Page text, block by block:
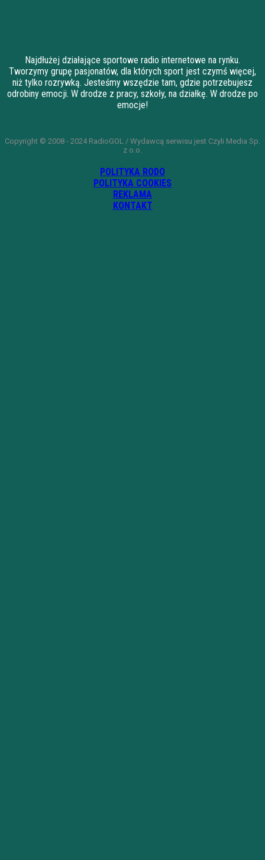
Najdłużej działające sportowe radio internetowe na rynku.
Tworzymy grupę pasjonatów, dla których sport jest czymś więcej,
niż tylko rozrywką. Jesteśmy wszędzie tam, gdzie potrzebujesz
odrobiny emocji. W drodze z pracy, szkoły, na działkę. W drodze po
emocje!
Copyright © 2008 - 2024 RadioGOL / Wydawcą serwisu jest Czyli Media Sp.
z o.o.
POLITYKA RODO
POLITYKA COOKIES
REKLAMA
KONTAKT